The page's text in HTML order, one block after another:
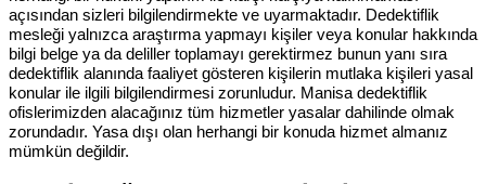
açısından sizleri bilgilendirmekte ve uyarmaktadır. Dedektiflik
mesleği yalnızca araştırma yapmayı kişiler veya konular hakkında
bilgi belge ya da deliller toplamayı gerektirmez bunun yanı sıra
dedektiflik alanında faaliyet gösteren kişilerin mutlaka kişileri yasal
konular ile ilgili bilgilendirmesi zorunludur. Manisa dedektiflik
ofislerimizden alacağınız tüm hizmetler yasalar dahilinde olmak
zorundadır. Yasa dışı olan herhangi bir konuda hizmet almanız
mümkün değildir.